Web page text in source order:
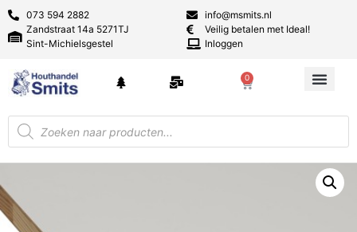
073 594 2882
Zandstraat 14a 5271TJ
Sint-Michielsgestel
info@msmits.nl
Veilig betalen met Ideal!
Inloggen
0